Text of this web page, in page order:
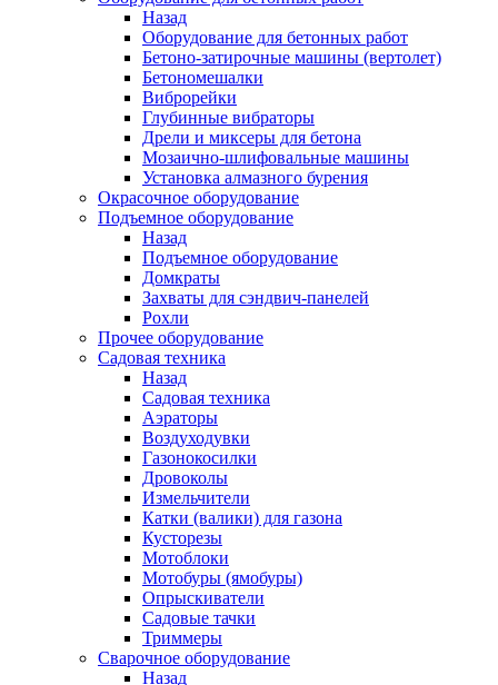
Назад
Оборудование для бетонных работ
Бетоно-затирочные машины (вертолет)
Бетономешалки
Виброрейки
Глубинные вибраторы
Дрели и миксеры для бетона
Мозаично-шлифовальные машины
Установка алмазного бурения
Окрасочное оборудование
Подъемное оборудование
Назад
Подъемное оборудование
Домкраты
Захваты для сэндвич-панелей
Рохли
Прочее оборудование
Садовая техника
Назад
Садовая техника
Аэраторы
Воздуходувки
Газонокосилки
Дровоколы
Измельчители
Катки (валики) для газона
Кусторезы
Мотоблоки
Мотобуры (ямобуры)
Опрыскиватели
Садовые тачки
Триммеры
Сварочное оборудование
Назад